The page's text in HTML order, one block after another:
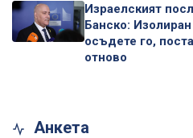
Израелският
Банско:
осъдете го,
отново
Анкета